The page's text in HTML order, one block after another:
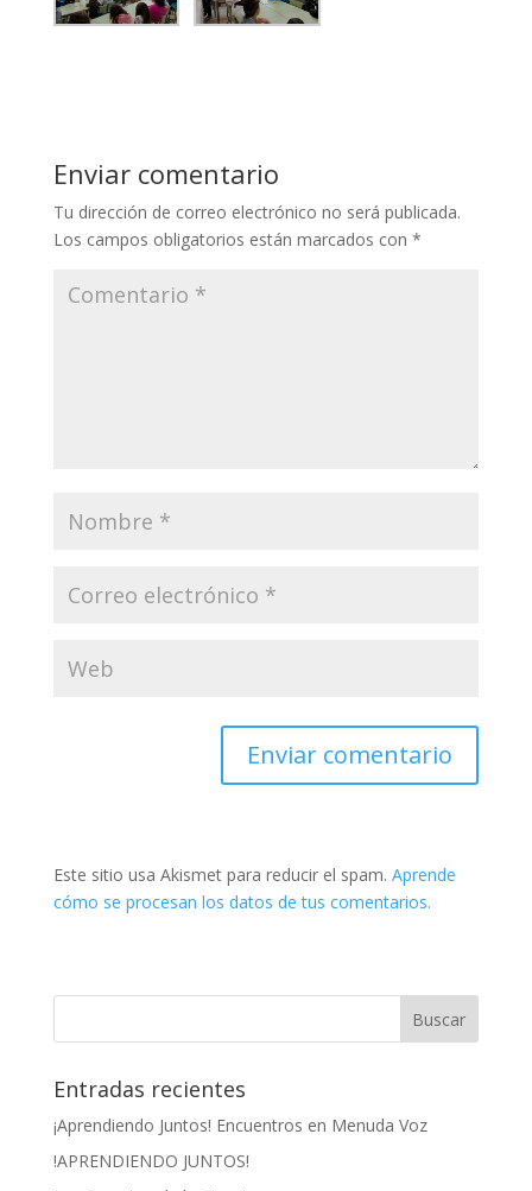
Enviar comentario
Tu dirección de correo electrónico no será publicada.
Los campos obligatorios están marcados con *
Este sitio usa Akismet para reducir el spam. Aprende
cómo se procesan los datos de tus comentarios.
Entradas recientes
¡Aprendiendo Juntos! Encuentros en Menuda Voz
!APRENDIENDO JUNTOS!